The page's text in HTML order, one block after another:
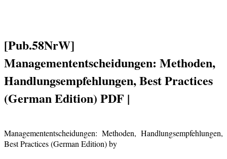
[Pub.58NrW]
Managemententscheidungen: Methoden,
Handlungsempfehlungen, Best Practices
(German Edition) PDF |
Managemententscheidungen: Methoden, Handlungsempfehlungen,
Best Practices (German Edition) by